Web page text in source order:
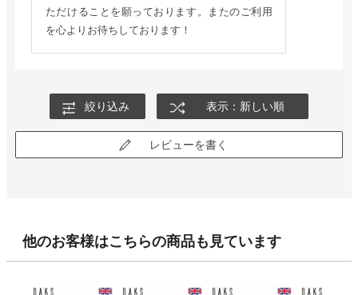
ただけることを願っております。またのご利用
を心よりお待ちしております！
絞り込み 表示：新しい順
レビューを書く
他のお客様はこちらの商品も見ています